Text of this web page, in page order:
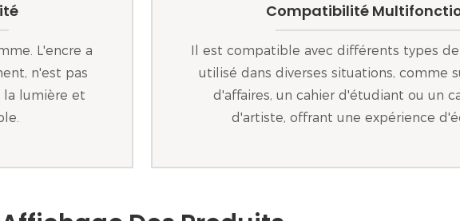
L'encre a
n'est pas
la lumière et
Compatibilité
Il est compatible avec différents types
utilisé dans diverses situations, comme
d'affaires, un cahier d'étudiant ou un
d'artiste, offrant une expérience